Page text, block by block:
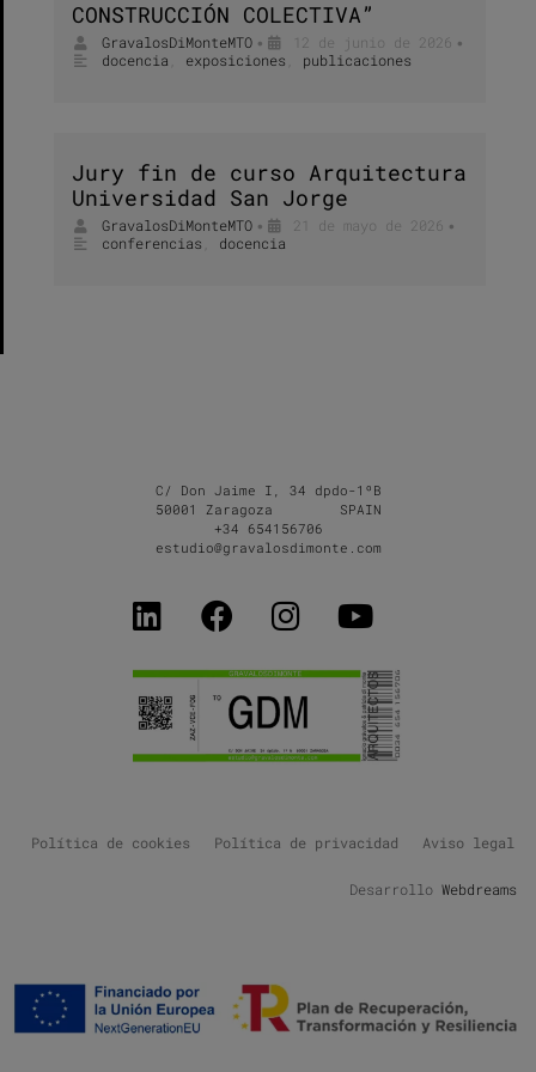
CONSTRUCCIÓN COLECTIVA”
GravalosDiMonteMTO • 12 de junio de 2026 •
docencia exposiciones publicaciones
Jury fin de curso Arquitectura
Universidad San Jorge
GravalosDiMonteMTO • 21 de mayo de 2026 •
conferencias docencia
C/ Don Jaime I, 34 dpdo-1ºB
50001 Zaragoza SPAIN
+34 654156706
estudio@gravalosdimonte.com
Política de cookies Política de privacidad Aviso legal
Desarrollo Webdreams